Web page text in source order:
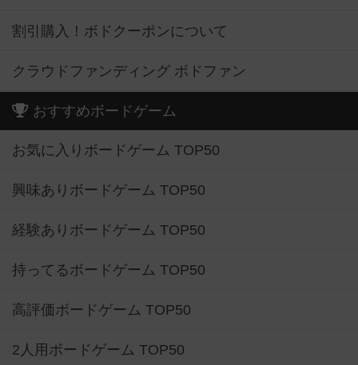
割引購入！ボドクーポンについて
クラウドファンディング ボドファン
おすすめボードゲーム
お気に入りボードゲーム TOP50
興味ありボードゲーム TOP50
経験ありボードゲーム TOP50
持ってるボードゲーム TOP50
高評価ボードゲーム TOP50
2人用ボードゲーム TOP50